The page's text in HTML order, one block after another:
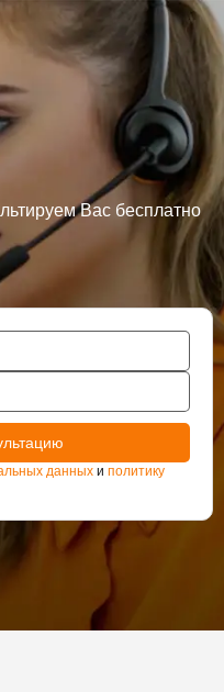
Вас бесплатно
данных и политику